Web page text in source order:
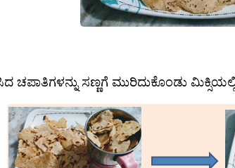
ಚಪಾತಿಗಳನ್ನು ಸಣ್ಣಗೆ ಮುರಿದುಕೊಂಡು ಮಿಕ್ಸಿಯಲ್ಲಿ